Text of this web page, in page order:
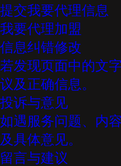
提交我要代理信息
我要代理加盟
信息纠错修改
若发现页面中的文
议及正确信息。
投诉与意见
如遇服务问题、内
及具体意见。
留言与建议